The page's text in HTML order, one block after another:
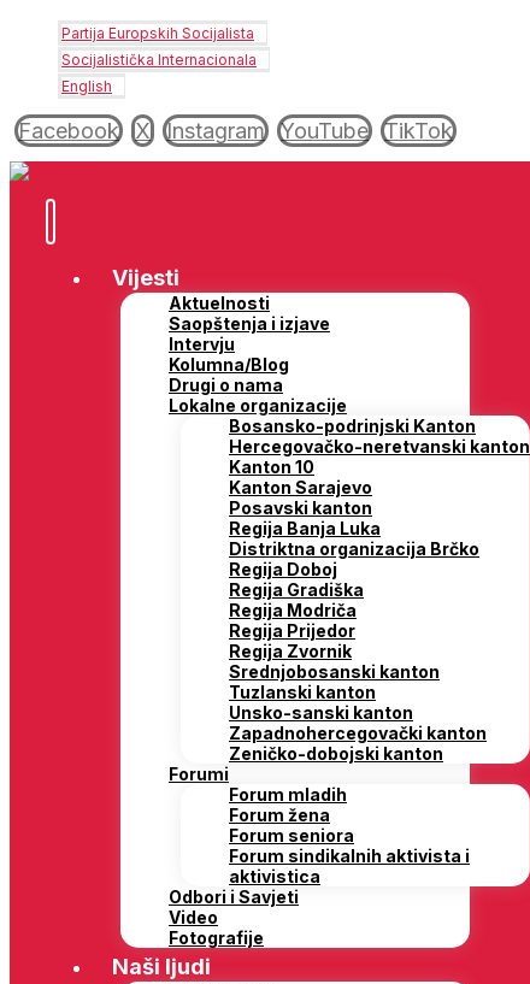
Partija Europskih Socijalista
Socijalistička Internacionala
English
Facebook X Instagram YouTube TikTok
Vijesti
Aktuelnosti
Saopštenja i izjave
Intervju
Kolumna/Blog
Drugi o nama
Lokalne organizacije
Bosansko-podrinjski Kanton
Hercegovačko-neretvanski kanton
Kanton 10
Kanton Sarajevo
Posavski kanton
Regija Banja Luka
Distriktna organizacija Brčko
Regija Doboj
Regija Gradiška
Regija Modriča
Regija Prijedor
Regija Zvornik
Srednjobosanski kanton
Tuzlanski kanton
Unsko-sanski kanton
Zapadnohercegovački kanton
Zeničko-dobojski kanton
Forumi
Forum mladih
Forum žena
Forum seniora
Forum sindikalnih aktivista i
aktivistica
Odbori i Savjeti
Video
Fotografije
Naši ljudi